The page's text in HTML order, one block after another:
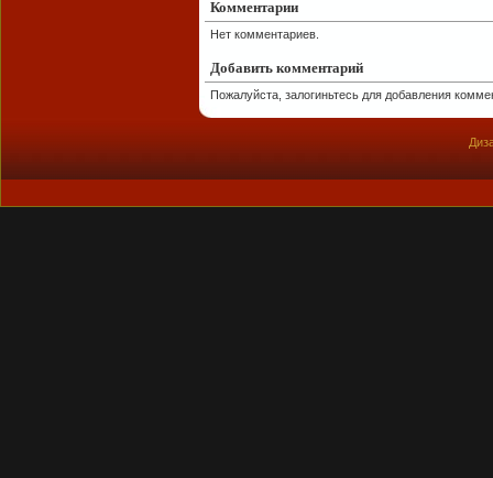
Комментарии
Нет комментариев.
Добавить комментарий
Пожалуйста, залогиньтесь для добавления